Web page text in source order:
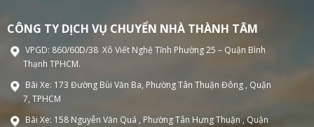
CÔNG TY DỊCH VỤ CHUYỂN NHÀ THÀNH TÂM
VPGD: 860/60D/38 Xô Viết Nghệ Tĩnh Phường 25 – Quận Bình
Thạnh TPHCM.
Bãi Xe: 173 Đường Bùi Văn Ba, Phường Tân Thuận Đông , Quận
7, TPHCM
Bãi Xe: 158 Nguyễn Văn Quá , Phường Tân Hưng Thuận , Quận